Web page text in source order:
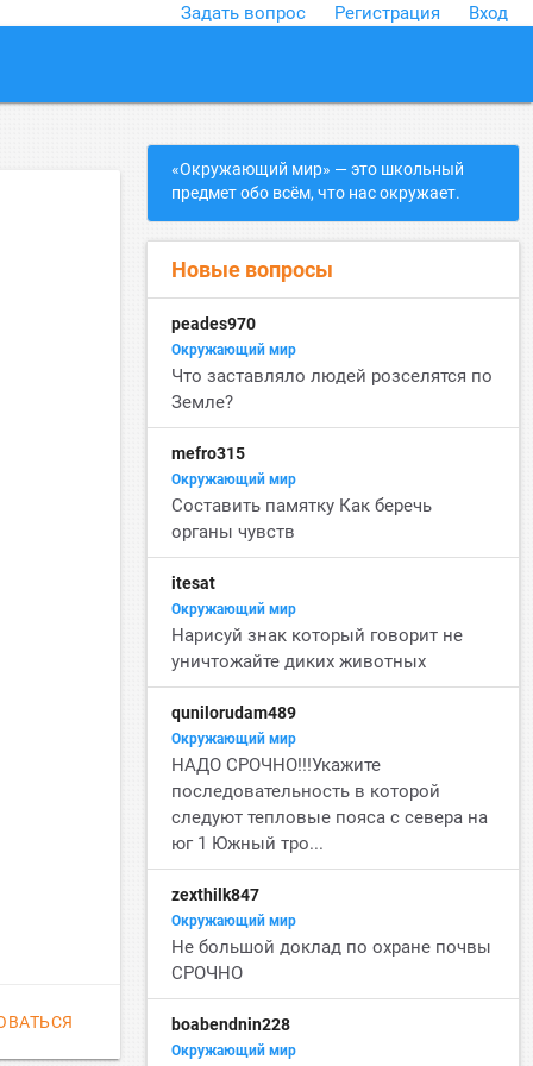
Задать вопрос Регистрация Вход
«Окружающий мир» — это школьный
предмет обо всём, что нас окружает.
Новые вопросы
peades970
Окружающий мир
Что заставляло людей розселятся по
Земле?
mefro315
Окружающий мир
Составить памятку Как беречь
органы чувств
itesat
Окружающий мир
Нарисуй знак который говорит не
уничтожайте диких животных
qunilorudam489
Окружающий мир
НАДО СРОЧНО!!!Укажите
последовательность в которой
следуют тепловые пояса с севера на
юг 1 Южный тро...
zexthilk847
Окружающий мир
Не большой доклад по охране почвы
СРОЧНО
boabendnin228
Окружающий мир